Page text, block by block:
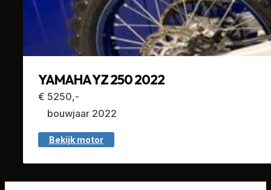
YAMAHA YZ 250 2022
€ 5250,-
bouwjaar 2022
Bekijk motor